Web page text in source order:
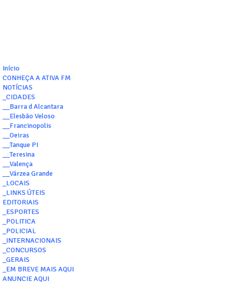
Início
CONHEÇA A ATIVA FM
NOTÍCIAS
_CIDADES
__Barra d Alcantara
__Elesbão Veloso
__Francinopolis
__Oeiras
__Tanque PI
__Teresina
__Valença
__Várzea Grande
_LOCAIS
_LINKS ÚTEIS
EDITORIAIS
_ESPORTES
_POLITICA
_POLICIAL
_INTERNACIONAIS
_CONCURSOS
_GERAIS
_EM BREVE MAIS AQUI
ANUNCIE AQUI